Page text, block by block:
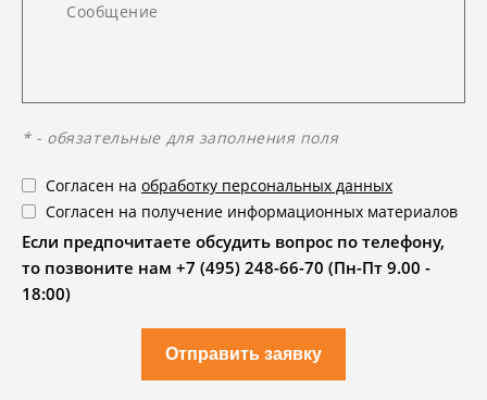
* - обязательные для заполнения поля
Согласен на обработку персональных данных
Согласен на получение информационных материалов
Если предпочитаете обсудить вопрос по телефону,
то позвоните нам +7 (495) 248-66-70 (Пн-Пт 9.00 -
18:00)
Отправить заявку